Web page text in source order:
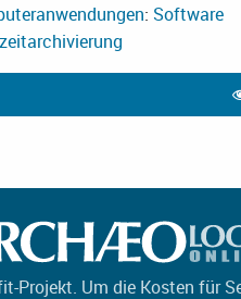
: Software
Projekt. Um die Kosten für